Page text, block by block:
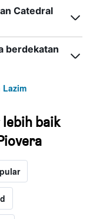
Catedral
berdekatan
Lazim
baik